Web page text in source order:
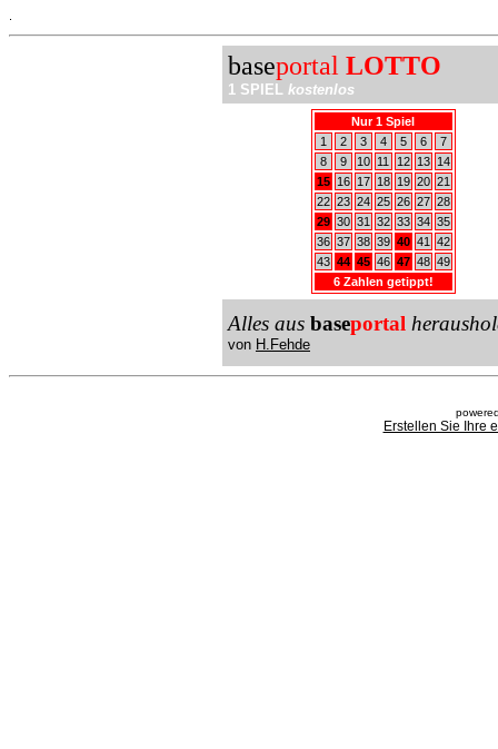
baseportal LOTTO
1 SPIEL kostenlos
Nur 1 Spiel
1
2 3 4 5 6
7
8
9 10 11 12 13
14
15
16 17 18 19 20 21
22 23 24 25 26 27 28
29 30 31 32 33 34 35
36 37 38 39 40 41
42
43 44 45 46 47 48 49
6 Zahlen getippt!
Alles aus baseportal
von H.Fehde
Erstellen Sie Ihre